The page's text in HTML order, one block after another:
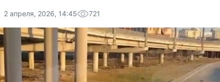
2 апреля, 2026, 14:45 721